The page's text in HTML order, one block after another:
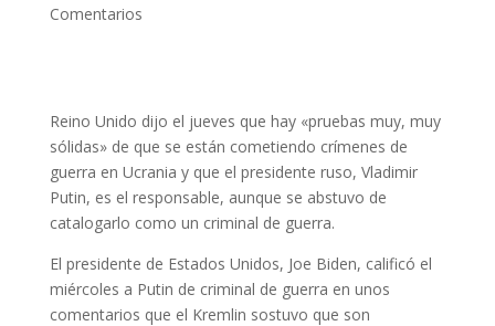
Comentarios
Reino Unido dijo el jueves que hay «pruebas muy, muy
sólidas» de que se están cometiendo crímenes de
guerra en Ucrania y que el presidente ruso, Vladimir
Putin, es el responsable, aunque se abstuvo de
catalogarlo como un criminal de guerra.
El presidente de Estados Unidos, Joe Biden, calificó el
miércoles a Putin de criminal de guerra en unos
comentarios que el Kremlin sostuvo que son